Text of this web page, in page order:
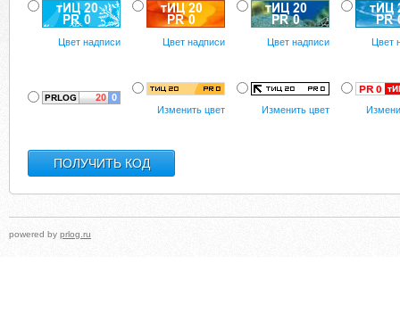
Цвет надписи Цвет надписи Цвет надписи Цвет
Изменить цвет Изменить цвет
powered by prlog.ru